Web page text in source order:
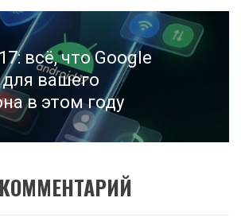
всё, что Google
для вашего
в этом году